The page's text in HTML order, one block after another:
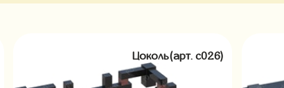
Цоколь(арт. c026)